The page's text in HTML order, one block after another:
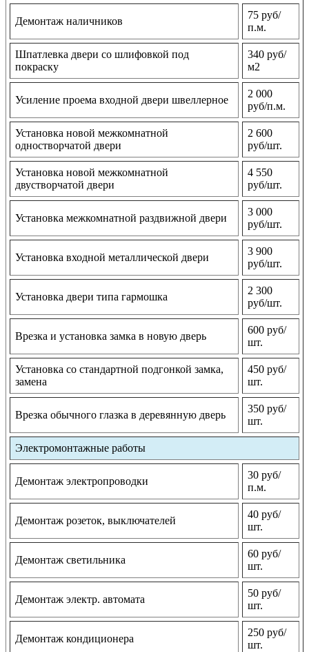
Демонтаж наличников
75 руб/
п.м.
Шпатлевка двери со шлифовкой под
покраску
340 руб/
м2
Усиление проема входной двери швеллерное
2 000
руб/п.м.
Установка новой межкомнатной
одностворчатой двери
2 600
руб/шт.
Установка новой межкомнатной
двустворчатой двери
4 550
руб/шт.
Установка межкомнатной раздвижной двери
3 000
руб/шт.
Установка входной металлической двери
3 900
руб/шт.
Установка двери типа гармошка
2 300
руб/шт.
Врезка и установка замка в новую дверь
600 руб/
шт.
Установка со стандартной подгонкой замка,
замена
450 руб/
шт.
Врезка обычного глазка в деревянную дверь
350 руб/
шт.
Электромонтажные работы
Демонтаж электропроводки
30 руб/
п.м.
Демонтаж розеток, выключателей
40 руб/
шт.
Демонтаж светильника
60 руб/
шт.
Демонтаж электр. автомата
50 руб/
шт.
Демонтаж кондиционера
250 руб/
шт.